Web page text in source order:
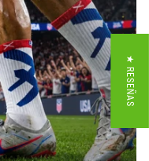
★ RESEÑAS